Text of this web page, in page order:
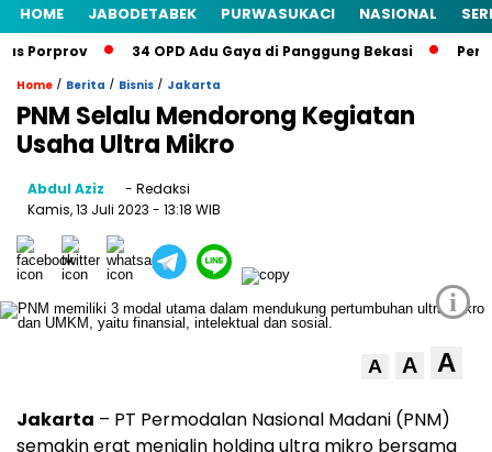
HOME JABODETABEK PURWASUKACI NASIONAL
Porprov 34 OPD Adu Gaya di Panggung Bekasi
Home / Berita / Bisnis / Jakarta
PNM Selalu Mendorong Kegiatan
Usaha Ultra Mikro
Abdul Aziz
- Redaksi
Kamis, 13 Juli 2023 - 13:18 WIB
i
A A A
Jakarta – PT Permodalan Nasional Madani (PNM)
semakin erat menjalin holding ultra mikro bersama